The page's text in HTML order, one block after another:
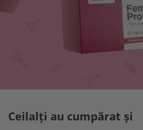
Ceilalți au cumpărat și